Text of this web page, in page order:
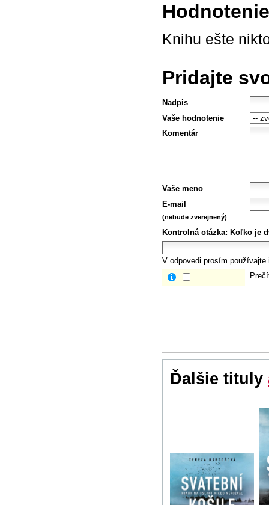
Knihu ešte
Pridajte
Nadpis
Vaše hodnotenie
Komentár
Vaše meno
E-mail
(nebude zverejnený)
Kontrolná otázka: Koľko je
V odpovedi prosím
Ďalšie tituly